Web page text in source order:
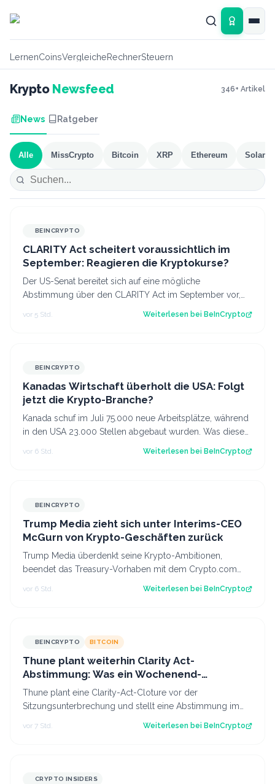
LernenCoinsVergleicheRechnerSteuern
Krypto Newsfeed 346+ Artikel
News Ratgeber
Alle MissCrypto Bitcoin XRP Ethereum Solana
BEINCRYPTO
CLARITY Act scheitert voraussichtlich im
September: Reagieren die Kryptokurse?
Der US-Senat bereitet sich auf eine mögliche
Abstimmung über den CLARITY Act im September vor,
vor 5 Std. Weiterlesen bei BeInCrypto
BEINCRYPTO
Kanadas Wirtschaft überholt die USA: Folgt
jetzt die Krypto-Branche?
Kanada schuf im Juli 75.000 neue Arbeitsplätze, während
in den USA 23.000 Stellen abgebaut wurden. Was diese
Divergenz für Kanadas Krypto-Br…
vor 6 Std. Weiterlesen bei BeInCrypto
BEINCRYPTO
Trump Media zieht sich unter Interims-CEO
McGurn von Krypto-Geschäften zurück
Trump Media überdenkt seine Krypto-Ambitionen,
beendet das Treasury-Vorhaben mit dem Crypto.com
vor 6 Std. Weiterlesen bei BeInCrypto
BEINCRYPTO BITCOIN
Thune plant weiterhin Clarity Act-
Abstimmung: Was ein Wochenend-
Überraschung für Bitcoin bedeuten könnte
Thune plant eine Clarity-Act-Cloture vor der
Sitzungsunterbrechung und stellt eine Abstimmung im
vor 7 Std. Weiterlesen bei BeInCrypto
CRYPTO INSIDERS